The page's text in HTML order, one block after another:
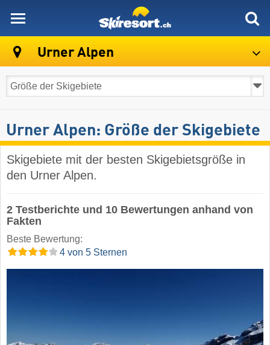
Urner Alpen
Urner Alpen: Größe der Skigebiete
Skigebiete mit der besten Skigebietsgröße in
den Urner Alpen.
2 Testberichte und 10 Bewertungen anhand von
Fakten
Beste Bewertung:
4 von 5 Sternen